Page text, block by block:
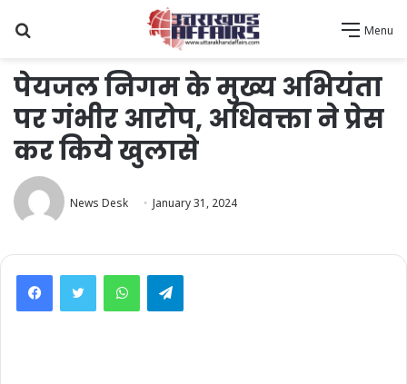
Menu
पेयजल निगम के मुख्य अभियंता
पर गंभीर आरोप, अधिवक्ता ने प्रेस
कर किये खुलासे
News Desk January 31, 2024
WhatsAppTelegram